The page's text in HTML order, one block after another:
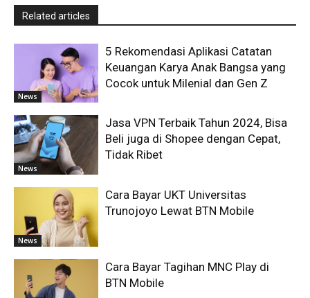
Related articles
News
5 Rekomendasi Aplikasi Catatan
Keuangan Karya Anak Bangsa yang
Cocok untuk Milenial dan Gen Z
News
Jasa VPN Terbaik Tahun 2024, Bisa
Beli juga di Shopee dengan Cepat,
Tidak Ribet
News
Cara Bayar UKT Universitas
Trunojoyo Lewat BTN Mobile
Cara Bayar Tagihan MNC Play di
BTN Mobile